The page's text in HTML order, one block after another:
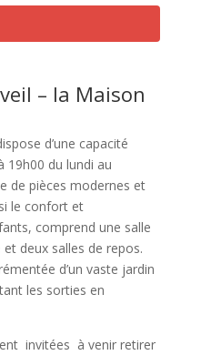
– la Maison
d’une capacité
19h00 du lundi au
de pièces modernes et
le confort et
comprend une salle
deux salles de repos.
d’un vaste jardin
les sorties en
invitées à venir retirer